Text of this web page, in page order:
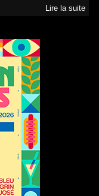
Lire la suite